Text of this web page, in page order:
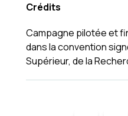
Crédits
Campagne pilotée et
dans la convention
Supérieur, de la